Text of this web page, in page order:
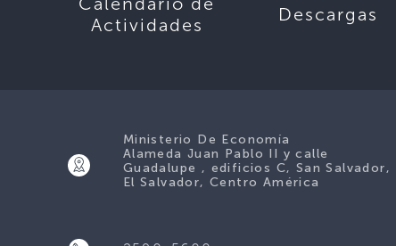
Actividades
Descargas
Ministerio De Economía
Alameda Juan Pablo II y calle
Guadalupe , edificios C, San Salvador,
El Salvador, Centro América